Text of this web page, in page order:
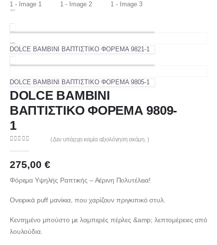
DOLCE BAMBINI ΒΑΠΤΙΣΤΙΚΟ ΦΟΡΕΜΑ 9821-1
DOLCE BAMBINI ΒΑΠΤΙΣΤΙΚΟ ΦΟΡΕΜΑ 9805-1
DOLCE BAMBINI
ΒΑΠΤΙΣΤΙΚΟ ΦΟΡΕΜΑ 9809-
1
( Δεν υπάρχει καμία αξιολόγηση ακόμη. )
275,00 €
Φόρεμα Υψηλής Ραπτικής – Αέρινη Πολυτέλεια!
Ονειρικά puff μανίκια, που χαρίζουν πριγκιπικό στυλ.
Κεντημένο μπούστο με λαμπερές πέρλες &amp; λεπτομέρειες από
λουλούδια.